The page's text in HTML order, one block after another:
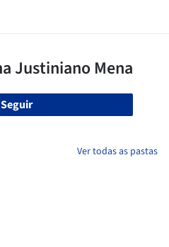
Seguir
Ver todas as pastas